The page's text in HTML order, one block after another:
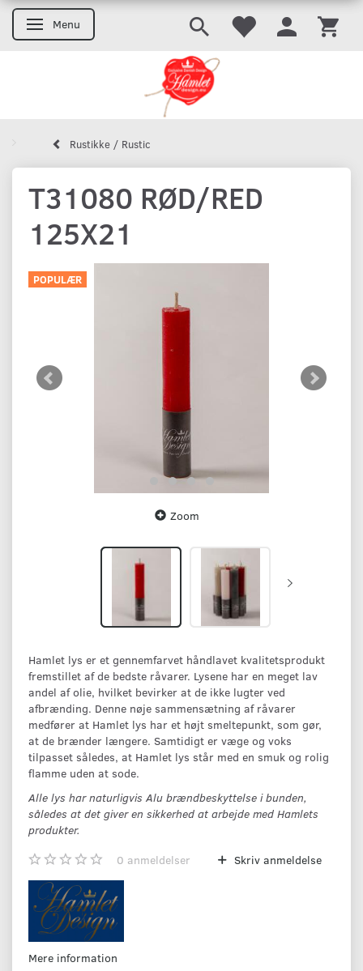
Skifte navigation
Menu
Rustikke / Rustic
T31080 RØD/RED
125X21
POPULÆR
Zoom
Hamlet lys er et gennemfarvet håndlavet kvalitetsprodukt
fremstillet af de bedste råvarer. Lysene har en meget lav
andel af olie, hvilket bevirker at de ikke lugter ved
afbrænding. Denne nøje sammensætning af råvarer
medfører at Hamlet lys har et højt smeltepunkt, som gør,
at de brænder længere. Samtidigt er væge og voks
tilpasset således, at Hamlet lys står med en smuk og rolig
flamme uden at sode.
Alle lys har naturligvis Alu brændbeskyttelse i bunden,
således at det giver en sikkerhed at arbejde med Hamlets
produkter.
0 anmeldelser Skriv anmeldelse
Mere information